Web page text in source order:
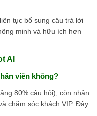
tục bổ sung câu trả lời
minh và hữu ích hơn
AI
viên không?
80% câu hỏi), còn nhân
chăm sóc khách VIP. Đây